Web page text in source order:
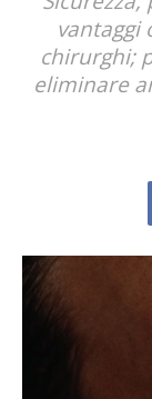
vantaggi
chirurghi;
eliminare